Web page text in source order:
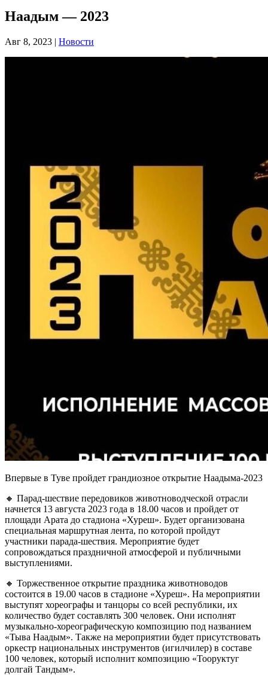
Наадым — 2023
Авг 8, 2023 | Новости
Впервые в Туве пройдет грандиозное открытие Наадыма-2023
🔸 Парад-шествие передовиков животноводческой отрасли
начнется 13 августа 2023 года в 18.00 часов и пройдет от
площади Арата до стадиона «Хуреш». Будет организована
специальная маршрутная лента, по которой пройдут
участники парада-шествия. Мероприятие будет
сопровождаться праздничной атмосферой и публичными
выступлениями.
🔸 Торжественное открытие праздника животноводов
состоится в 19.00 часов в стадионе «Хуреш». На мероприятии
выступят хореографы и танцоры со всей республики, их
количество будет составлять 300 человек. Они исполнят
музыкально-хореографическую композицию под названием
«Тыва Наадым». Также на мероприятии будет присутствовать
оркестр национальных инструментов (игилчилер) в составе
100 человек, который исполнит композицию «Тооруктуг
долгай Тандым».